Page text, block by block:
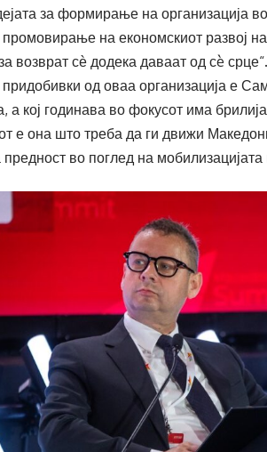
за формирање на организација
на економскиот развој
возврат сѐ додека даваат од сè
од оваа организација е
а кој годинава во фокусот има
е она што треба да ги движи
во поглед на